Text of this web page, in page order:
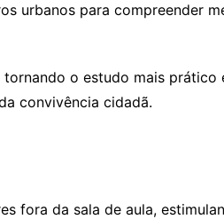
urbanos para compreender
o estudo mais prático
convivência cidadã.
fora da sala de aula,